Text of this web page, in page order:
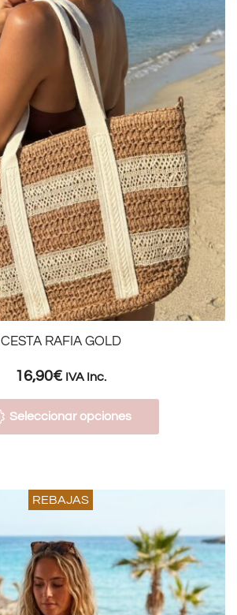
CESTA RAFIA GOLD
16,90€ IVA Inc.
Seleccionar opciones
REBAJAS